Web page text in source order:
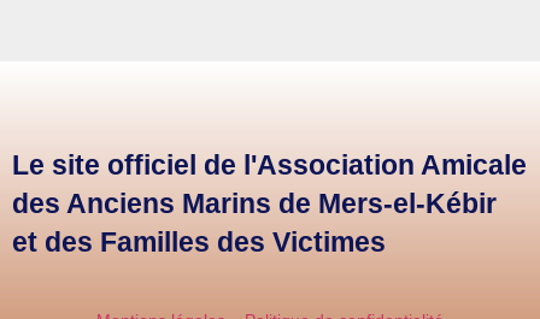
Le site officiel de l'Association Amicale
des Anciens Marins de Mers-el-Kébir
et des Familles des Victimes